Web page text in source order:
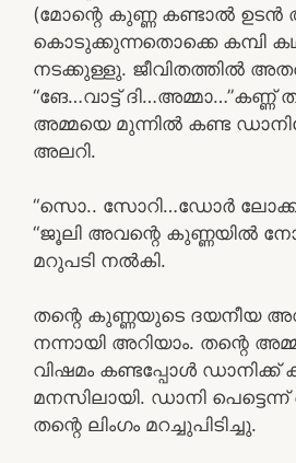
(മോന്റെ കുണ്ണ കണ്ടാൽ
കൊടുക്കുന്നതൊക്കെ കമ്പി
നടക്കുള്ളു. ജീവിതത്തിൽ
“ങേ…വാട്ട്‌ ദി…അമ്മാ…”കണ്ണ്
അമ്മയെ മുന്നിൽ കണ്ട
അലറി.
“സൊ.. സോറി…ഡോർ
“ജൂലി അവന്റെ കുണ്ണയിൽ
മറുപടി നൽകി.
തന്റെ കുണ്ണയുടെ ദയനീയ
നന്നായി അറിയാം. തന്റെ
വിഷമം കണ്ടപ്പോൾ ഡാനിക്ക്
മനസിലായി. ഡാനി
തന്റെ ലിംഗം മറച്ചുപിടിച്ചു.